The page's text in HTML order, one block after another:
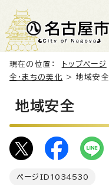
現在の位置： トップページ
全・まちの美化
> 地域安全
地域安全
ページID 1034530